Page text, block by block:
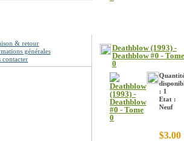
& retour
générales
contacter
Deathblow (1993) -
Deathblow #0 - Tome
0
: 1
Etat :
Neuf
$3.00